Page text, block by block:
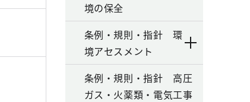
境の保全
条例・規則・指針 環
境アセスメント
条例・規則・指針 高圧
ガス・火薬類・電気工事